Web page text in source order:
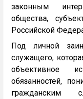
законным
общества,
Российской
Под личной
служащего,
объективное
обязанностей,
гражданским